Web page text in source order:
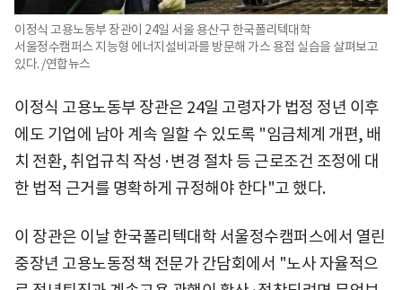
이정식 고용노동부 장관이 24일 서울 용산구 한국폴리텍대학
서울정수캠퍼스 지능형 에너지설비과를 방문해 가스 용접 실습을 살펴보고
있다. /연합뉴스
이정식 고용노동부 장관은 24일 고령자가 법정 정년 이후
에도 기업에 남아 계속 일할 수 있도록 "임금체계 개편, 배
치 전환, 취업규칙 작성·변경 절차 등 근로조건 조정에 대
한 법적 근거를 명확하게 규정해야 한다"고 했다.
이 장관은 이날 한국폴리텍대학 서울정수캠퍼스에서 열린
중장년 고용노동정책 전문가 간담회에서 "노사 자율적으